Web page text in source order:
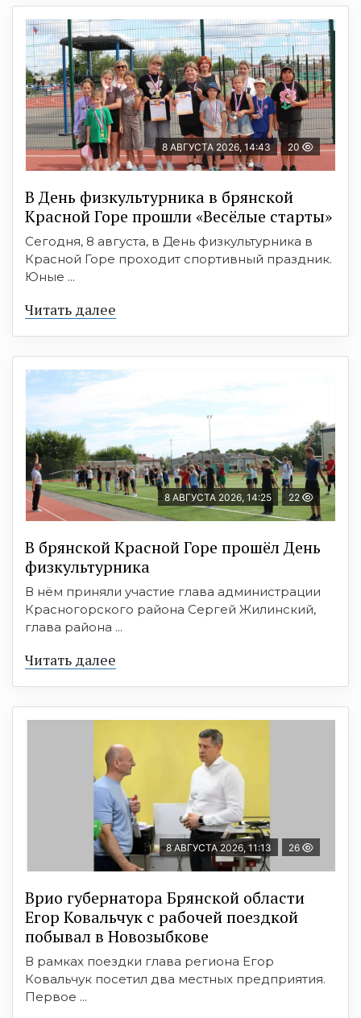
8 АВГУСТА 2026, 14:43 20
В День физкультурника в брянской
Красной Горе прошли «Весёлые старты»
Сегодня, 8 августа, в День физкультурника в
Красной Горе проходит спортивный праздник.
Юные ...
Читать далее
8 АВГУСТА 2026, 14:25 22
В брянской Красной Горе прошёл День
физкультурника
В нём приняли участие глава администрации
Красногорского района Сергей Жилинский,
глава района ...
Читать далее
8 АВГУСТА 2026, 11:13 26
Врио губернатора Брянской области
Егор Ковальчук с рабочей поездкой
побывал в Новозыбкове
В рамках поездки глава региона Егор
Ковальчук посетил два местных предприятия.
Первое ...